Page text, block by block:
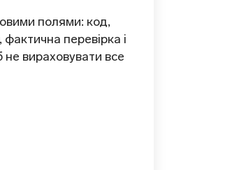
полями: код,
фактична перевірка і
не вираховувати все